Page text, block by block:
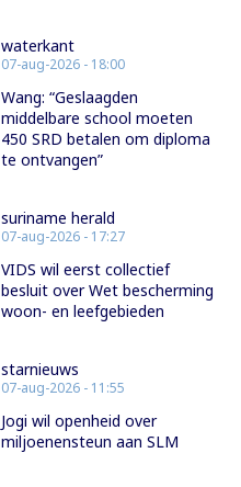
waterkant
07-aug-2026 - 18:00
Wang: “Geslaagden
middelbare school moeten
450 SRD betalen om diploma
te ontvangen”
suriname herald
07-aug-2026 - 17:27
VIDS wil eerst collectief
besluit over Wet bescherming
woon- en leefgebieden
starnieuws
07-aug-2026 - 11:55
Jogi wil openheid over
miljoenensteun aan SLM